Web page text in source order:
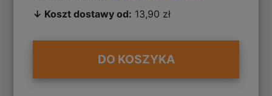
↓ Koszt dostawy od: 13,90 zł
DO KOSZYKA